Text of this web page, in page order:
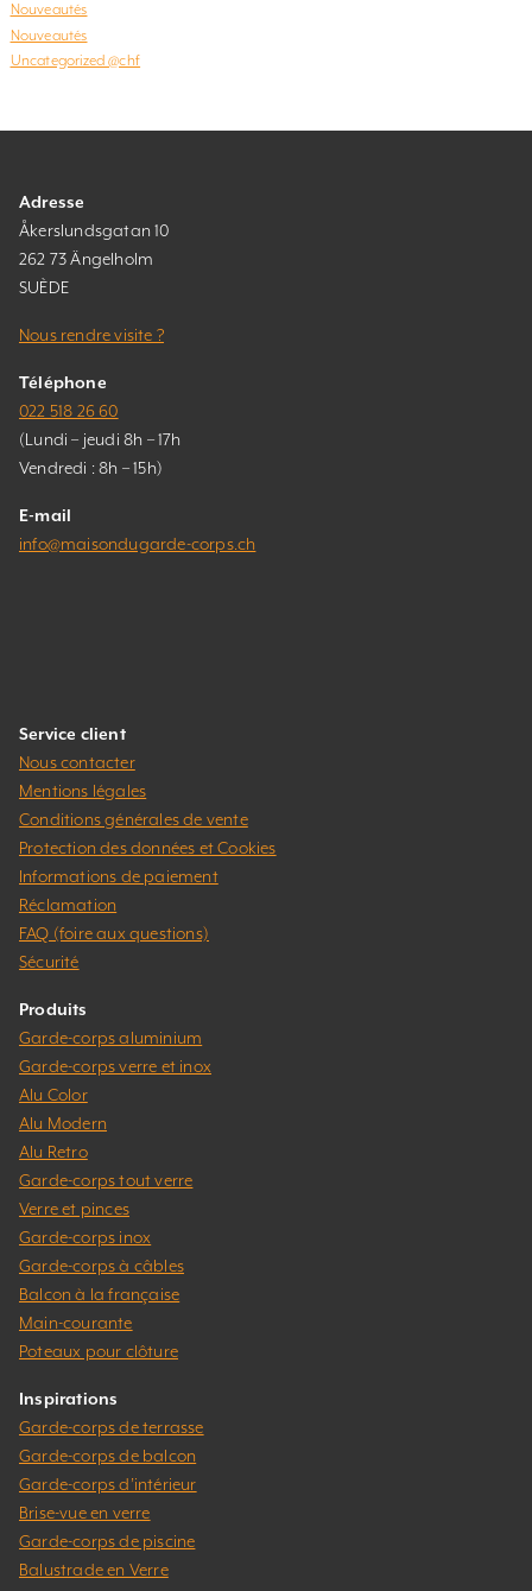
Nouveautés
Nouveautés
Uncategorized @chf
Adresse
Åkerslundsgatan 10
262 73 Ängelholm
SUÈDE
Nous rendre visite ?
Téléphone
022 518 26 60
(Lundi – jeudi 8h – 17h
Vendredi : 8h – 15h)
E-mail
info@maisondugarde-corps.ch
Service client
Nous contacter
Mentions légales
Conditions générales de vente
Protection des données et Cookies
Informations de paiement
Réclamation
FAQ (foire aux questions)
Sécurité
Produits
Garde-corps aluminium
Garde-corps verre et inox
Alu Color
Alu Modern
Alu Retro
Garde-corps tout verre
Verre et pinces
Garde-corps inox
Garde-corps à câbles
Balcon à la française
Main-courante
Poteaux pour clôture
Inspirations
Garde-corps de terrasse
Garde-corps de balcon
Garde-corps d’intérieur
Brise-vue en verre
Garde-corps de piscine
Balustrade en Verre